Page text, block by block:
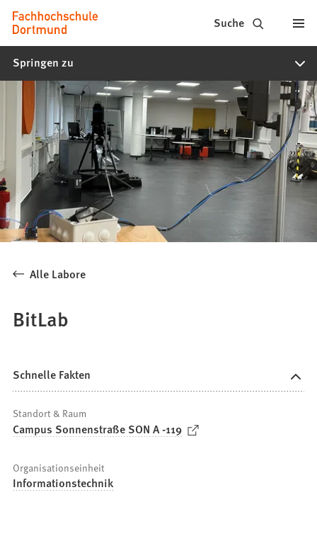
Inhalt anspringen
Fachhochschule
Dortmund
-
Studium,
Studiengänge,
Bewerbung
Suche
Springen zu
Alle Labore
BitLab
Schnelle Fakten
Standort & Raum
Campus Sonnenstraße SON A -119
(
f
f
n
Organisationseinheit
Informationstechnik